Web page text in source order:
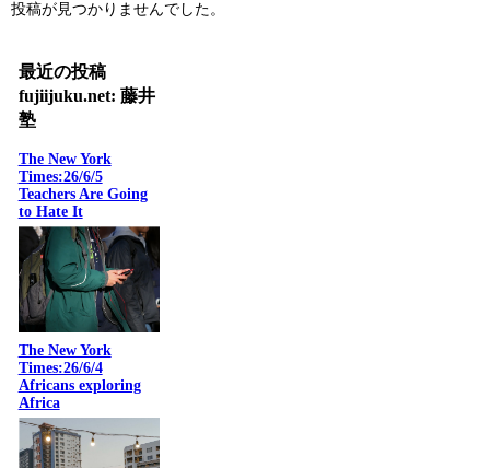
投稿が見つかりませんでした。
最近の投稿
fujiijuku.net: 藤井
塾
The New York
Times:26/6/5
Teachers Are Going
to Hate It
The New York
Times:26/6/4
Africans exploring
Africa